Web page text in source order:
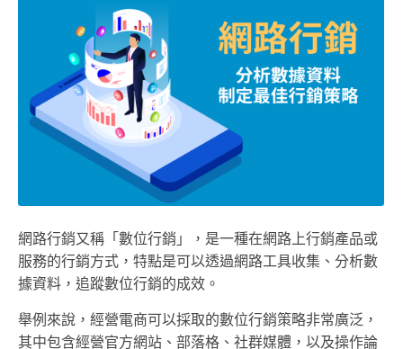
網路行銷又稱「數位行銷」，是一種在網路上行銷產品或
服務的行銷方式，特點是可以透過網路工具收集、分析數
據資料，追蹤數位行銷的成效。
舉例來說，經營電商可以採取的數位行銷策略非常廣泛，
其中包含經營官方網站、部落格、社群媒體，以及操作論